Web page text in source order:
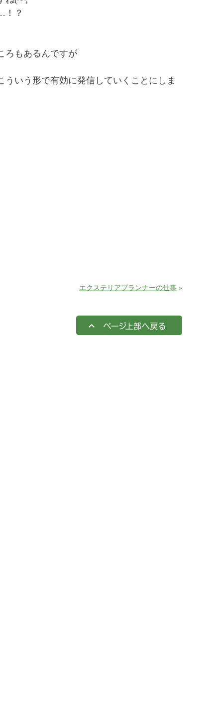
！？
ろもあるんですが
いう形で有効に発信していくことにしま
エクステリアプランナーの仕事 »